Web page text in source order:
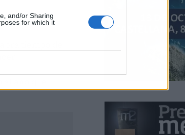
and/or Sharing
for which it
tiempo de
año que